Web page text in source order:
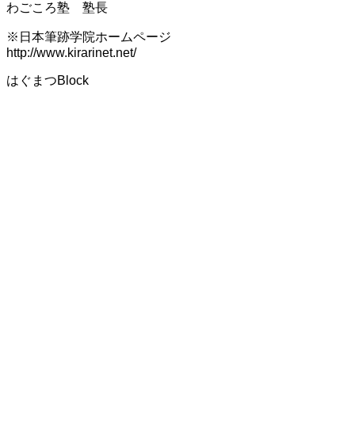
わごころ塾 塾長
※日本筆跡学院ホームページ
http://www.kirarinet.net/
はぐまつBlock